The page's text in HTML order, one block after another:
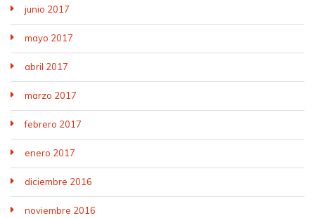
junio 2017
mayo 2017
abril 2017
marzo 2017
febrero 2017
enero 2017
diciembre 2016
noviembre 2016